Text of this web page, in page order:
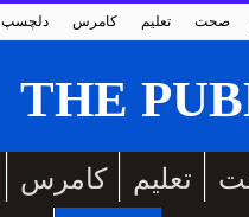
دلچسپ کامرس تعلیم صحت
کامرس تعلیم